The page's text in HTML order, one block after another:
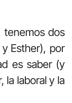
tenemos dos
Esther), por
es saber (y
la laboral y la